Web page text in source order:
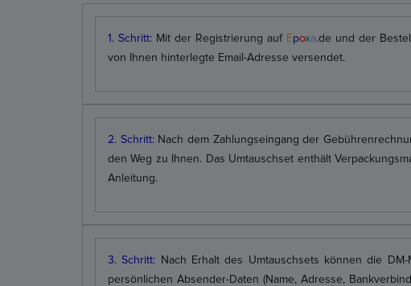
1. Schritt: Mit der Registrierung auf ‪ Epoxa.de und der
von Ihnen hinterlegte Email-Adresse versendet.
2. Schritt: Nach dem Zahlungseingang der
den Weg zu Ihnen. Das Umtauschset enthält
Anleitung.
3. Schritt:
Nach Erhalt des Umtauschsets können die
persönlichen Absender-Daten (Name, Adresse,